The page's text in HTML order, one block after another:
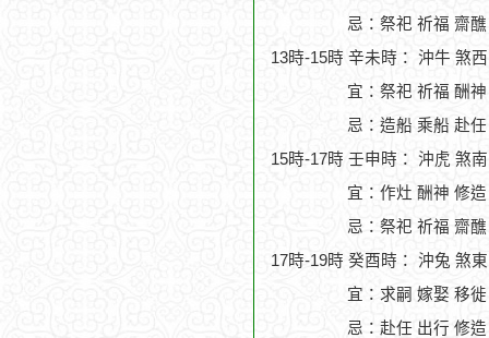
忌：祭祀 祈福 齋
13時-15時 辛未時： 沖牛 煞
宜：祭祀 祈福 酬
忌：造船 乘船 赴
15時-17時 壬申時： 沖虎 煞
宜：作灶 酬神 修
忌：祭祀 祈福 齋
17時-19時 癸酉時： 沖兔 煞
宜：求嗣 嫁娶 移
忌：赴任 出行 修